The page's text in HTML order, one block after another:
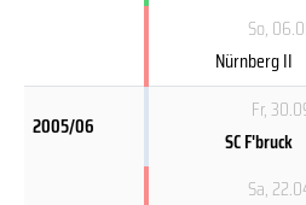
So,
Nürnberg II
2005/06
Fr,
SC F'bruck
Sa,